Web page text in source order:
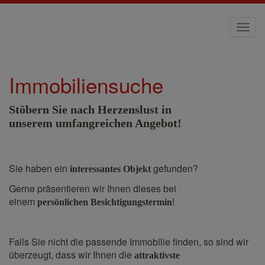
Immobiliensuche
Stöbern Sie nach Herzenslust in
unserem umfangreichen Angebot!
Sie haben ein interessantes Objekt gefunden?
Gerne präsentieren wir Ihnen dieses bei
einem persönlichen Besichtigungstermin!
Falls Sie nicht die passende Immobilie finden, so sind wir
überzeugt, dass wir Ihnen die attraktivste